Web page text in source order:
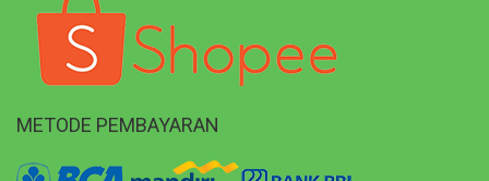
METODE PEMBAYARAN